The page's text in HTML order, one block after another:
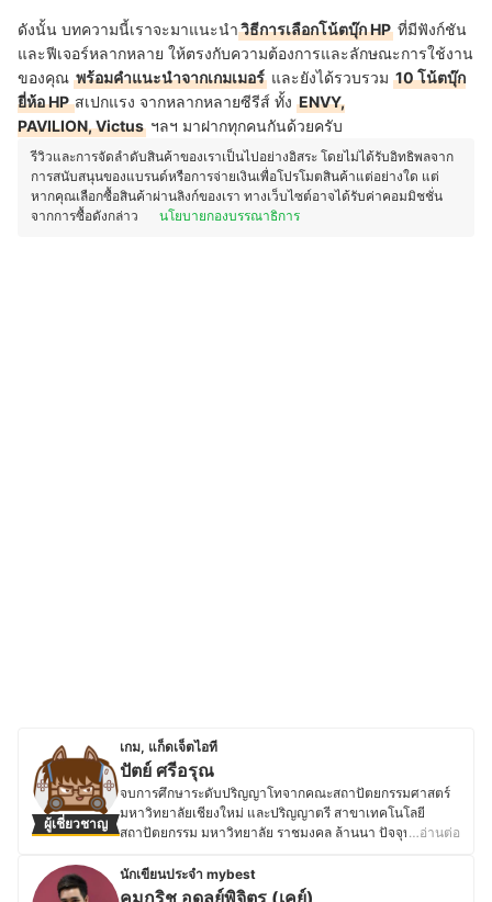
ดังนั้น บทความนี้เราจะมาแนะนำวิธีการเลือกโน้ตบุ๊ก HP ที่มีฟังก์ชัน
และฟีเจอร์หลากหลาย ให้ตรงกับความต้องการและลักษณะการใช้งาน
ของคุณ พร้อมคำแนะนำจากเกมเมอร์ และยังได้รวบรวม 10 โน้ตบุ๊ก
ยี่ห้อ HPสเปกแรง จากหลากหลายซีรีส์ ทั้ง ENVY,
PAVILION, Victus ฯลฯ มาฝากทุกคนกันด้วยครับ
รีวิวและการจัดลำดับสินค้าของเราเป็นไปอย่างอิสระ โดยไม่ได้รับอิทธิพลจาก
การสนับสนุนของแบรนด์หรือการจ่ายเงินเพื่อโปรโมตสินค้าแต่อย่างใด แต่
หากคุณเลือกซื้อสินค้าผ่านลิงก์ของเรา ทางเว็บไซต์อาจได้รับค่าคอมมิชชั่น
จากการซื้อดังกล่าว
นโยบายกองบรรณาธิการ
ผู้เชี่ยวชาญ
เกม, แก็ดเจ็ตไอที
ปัตย์ ศรีอรุณ
จบการศึกษาระดับปริญญาโทจากคณะสถาปัตยกรรมศาสตร์
มหาวิทยาลัยเชียงใหม่ และปริญญาตรี สาขาเทคโนโลยี
สถาปัตยกรรม มหาวิทยาลัย ราชมงคล ล้านนา ปัจจุบันทำงาน
"แมวนูน" ในการรีวิว Gadget และ เครื่องเล่นเกมใหม่ ๆ เพื่อ
เติมเต็มความชอบส่วนตัวที่มีมาตั้งแต่เด็ก ๆ และติดตามข่าว
…อ่านต่อ
นักเขียนประจำ mybest
คมกริช อดุลย์พิจิตร (เคย์)